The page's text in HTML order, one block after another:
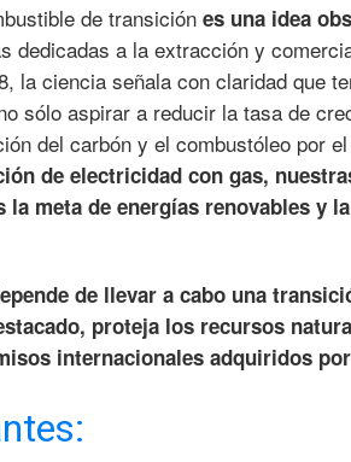
de transición es una idea
dedicadas a la extracción y
la ciencia señala con claridad que
sólo aspirar a reducir la tasa de
del carbón y el combustóleo por
de electricidad con gas,
meta de energías renovables y
de llevar a cabo una
proteja los recursos
internacionales adquiridos